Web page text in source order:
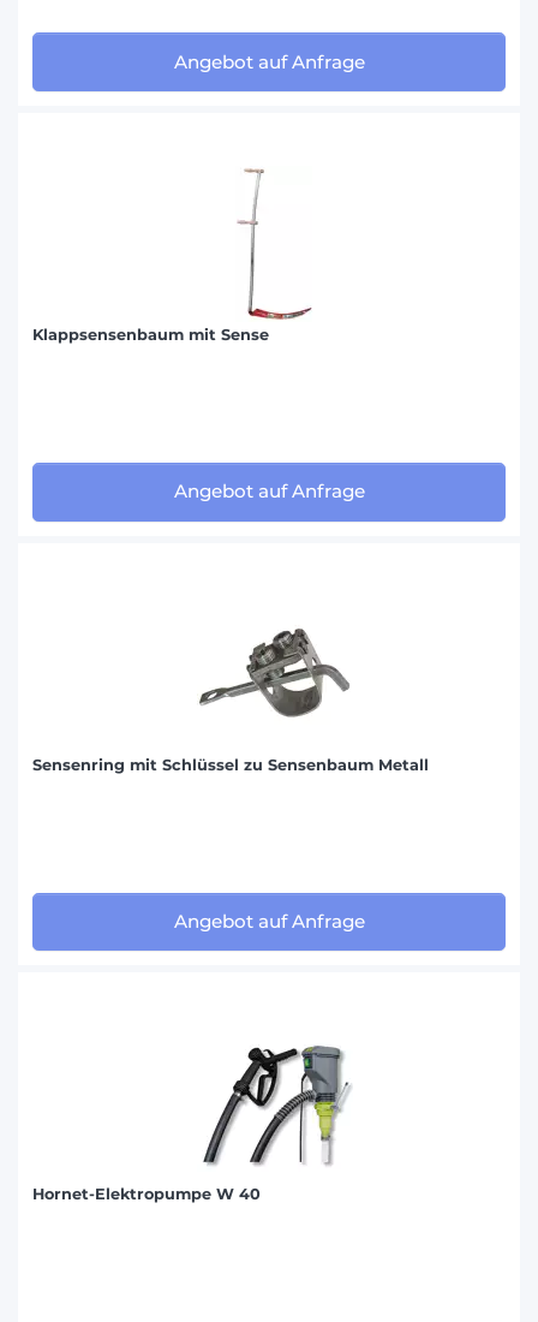
Angebot auf Anfrage
Klappsensenbaum mit Sense
Angebot auf Anfrage
Sensenring mit Schlüssel zu Sensenbaum Metall
Angebot auf Anfrage
Hornet-Elektropumpe W 40